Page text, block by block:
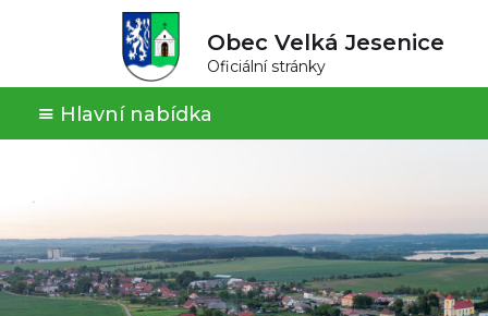
Obec Velká Jesenice
Oficiální stránky
Hlavní nabídka